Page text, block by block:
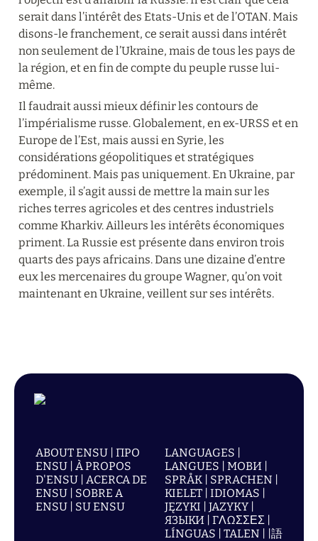
serait dans l’intérêt des Etats-Unis et de l’OTAN. Mais
disons-le franchement, ce serait aussi dans intérêt
non seulement de l’Ukraine, mais de tous les pays de
la région, et en fin de compte du peuple russe lui-
même.
Il faudrait aussi mieux définir les contours de
l’impérialisme russe. Globalement, en ex-URSS et en
Europe de l’Est, mais aussi en Syrie, les
considérations géopolitiques et stratégiques
prédominent. Mais pas uniquement. En Ukraine, par
exemple, il s’agit aussi de mettre la main sur les
riches terres agricoles et des centres industriels
comme Kharkiv. Ailleurs les intérêts économiques
priment. La Russie est présente dans environ trois
quarts des pays africains. Dans une dizaine d’entre
eux les mercenaires du groupe Wagner, qu’on voit
maintenant en Ukraine, veillent sur ses intérêts.
ABOUT ENSU | ПРО
ENSU | À PROPOS
D'ENSU | ACERCA DE
ENSU | SOBRE A
ENSU | SU ENSU
LANGUAGES |
LANGUES | МОВИ |
SPRÅK | SPRACHEN |
KIELET | IDIOMAS |
JĘZYKI | JAZYKY |
ЯЗЫКИ | ΓΛΩΣΣΕΣ |
LÍNGUAS | TALEN | |語